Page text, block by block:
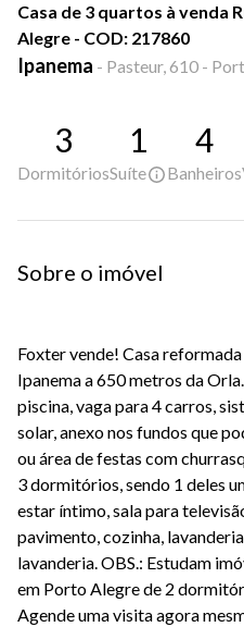
Casa de 3 quartos à venda
Alegre - COD: 217860
Ipanema - Pasteur, 610 -
3
Dormitórios
1
Suíte
4
Banheiros
Sobre o imóvel
Foxter vende! Casa
Ipanema a 650 metros da
piscina, vaga para 4 carros,
solar, anexo nos fundos que
ou área de festas com
3 dormitórios, sendo 1 deles
estar íntimo, sala para
pavimento, cozinha,
lavanderia. OBS.: Estudam
em Porto Alegre de 2
Agende uma visita agora